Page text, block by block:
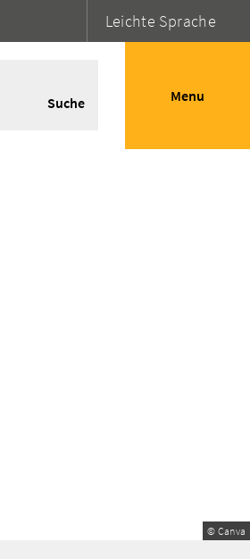
Leichte Sprache
Suche Menu
© Canva